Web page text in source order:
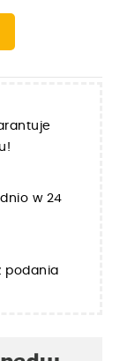
w 24
podania